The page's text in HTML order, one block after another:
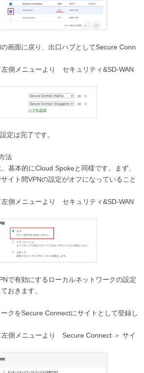
画面に戻り、出口ハブとしてSecure Conn
側メニューより セキュリティ&SD-WAN
定は完了です。
法
基本的にCloud Spokeと同様です。まず、
イト間VPNの設定がオフになっていること
側メニューより セキュリティ&SD-WAN
で有効にするローカルネットワークの設定
おきます。
クをSecure Connectにサイトとして登録し
左側メニューより Secure Connect ＞ サイ